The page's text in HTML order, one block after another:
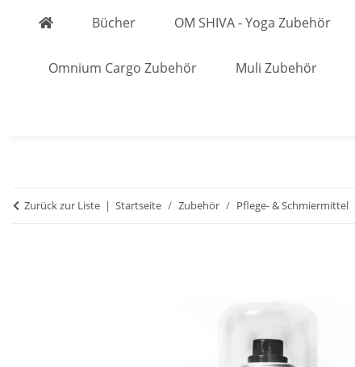
Bücher OM SHIVA - Yoga Zubehör
Omnium Cargo Zubehör Muli Zubehör
Zurück zur Liste Startseite Zubehör Pflege- & Schmiermittel